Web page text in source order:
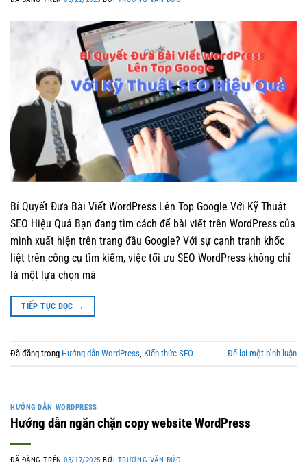
Bí Quyết Đưa Bài Viết WordPress Lên Top Google Với Kỹ Thuật
SEO Hiệu Quả Bạn đang tìm cách để bài viết trên WordPress của
mình xuất hiện trên trang đầu Google? Với sự cạnh tranh khốc
liệt trên công cụ tìm kiếm, việc tối ưu SEO WordPress không chỉ
là một lựa chọn mà
TIẾP TỤC ĐỌC →
Đã đăng trong Hướng dẫn WordPress Kiến thức SEO Để lại một bình luận
HƯỚNG DẪN WORDPRESS
Hướng dẫn ngăn chặn copy website WordPress
ĐÃ ĐĂNG TRÊN03/17/2025 BỞI TRƯƠNG VĂN ĐỨC